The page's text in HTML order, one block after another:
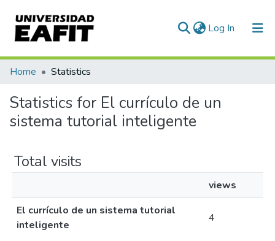
Log In (current)
Communities & Collections
All of DSpace
Home Statistics
Statistics for El currículo de un
sistema tutorial inteligente
Total visits
views
El currículo de un sistema tutorial
inteligente
4